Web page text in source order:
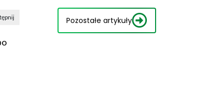
Pozostałe artykuły